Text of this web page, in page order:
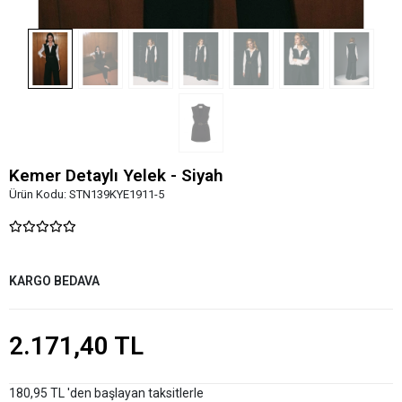
Kemer Detaylı Yelek - Siyah
Ürün Kodu: STN139KYE1911-5
KARGO BEDAVA
2.171,40 TL
180,95 TL 'den başlayan taksitlerle